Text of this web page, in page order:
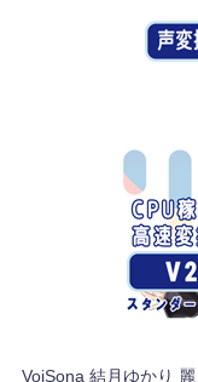
VoiSona 結月ゆかり 麗